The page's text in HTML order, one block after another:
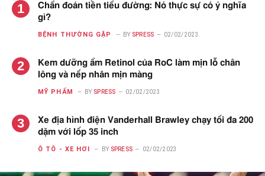
Chẩn đoán tiền tiểu đường: Nó thực sự có ý nghĩa
gì?
BỆNH THƯỜNG GẶP BY SPRESS 02/02/2023
Kem dưỡng ẩm Retinol của RoC làm mịn lỗ chân
lông và nếp nhăn mịn màng
MỸ PHẨM BY SPRESS 02/02/2023
Xe địa hình điện Vanderhall Brawley chạy tối đa 200
dặm với lốp 35 inch
Ô TÔ - XE HƠI BY SPRESS 02/02/2023